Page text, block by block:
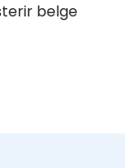
belge